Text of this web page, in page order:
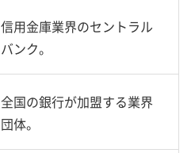
信用金庫業界のセントラル
バンク。
全国の銀行が加盟する業界
団体。